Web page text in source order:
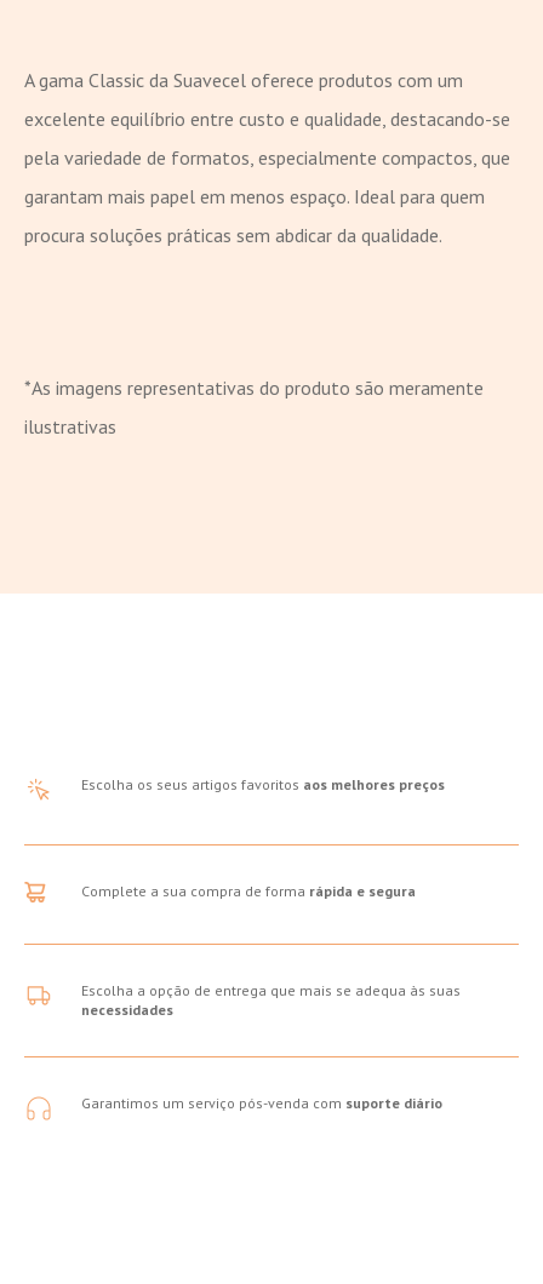
A gama Classic da Suavecel oferece produtos com um
excelente equilíbrio entre custo e qualidade, destacando-se
pela variedade de formatos, especialmente compactos, que
garantam mais papel em menos espaço. Ideal para quem
procura soluções práticas sem abdicar da qualidade.
*As imagens representativas do produto são meramente
ilustrativas
Escolha os seus artigos favoritos aos melhores preços
Complete a sua compra de forma rápida e segura
Escolha a opção de entrega que mais se adequa às suas
necessidades
Garantimos um serviço pós-venda com suporte diário